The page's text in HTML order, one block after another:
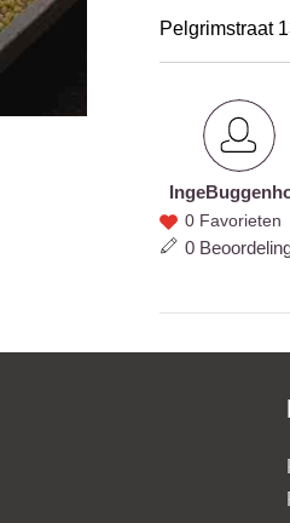
Pelgrimstraat
Inge
Inge
0 Favorieten
0